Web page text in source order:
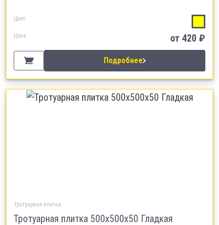
Цвет:
Цена: от 420 ₽
Подробнее
Тротуарная плитка
Тротуарная плитка 500х500х50 Гладкая